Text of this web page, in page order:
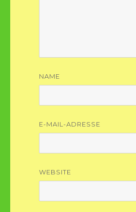
NAME
E-MAIL-ADRESSE
WEBSITE